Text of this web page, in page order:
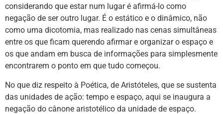
considerando que estar num lugar é afirmá-lo como
negação de ser outro lugar. É o estático e o dinâmico, não
como uma dicotomia, mas realizado nas cenas simultâneas
entre os que ficam querendo afirmar e organizar o espaço e
os que andam em busca de informações para simplesmente
encontrarem o ponto em que tudo começou.
No que diz respeito à Poética, de Aristóteles, que se sustenta
das unidades de ação: tempo e espaço, aqui se inaugura a
negação do cânone aristotélico da unidade de espaço.